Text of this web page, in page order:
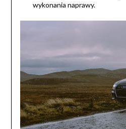
wykonania naprawy.